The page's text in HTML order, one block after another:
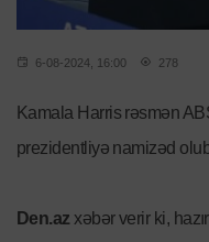
6-08-2024, 16:00 278
Kamala Harris rəsmən
prezidentliyə namizəd
Den.az xəbər verir ki,